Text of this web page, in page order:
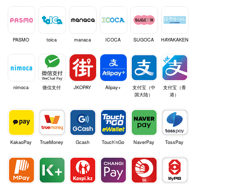
PASMO toica manaca ICOCA SUGOCA HAYAKAKEN
nimoca 微信支付 JKOPAY Alipay+
支付宝（中
国大陆）
支付宝（香
港）
KakaoPay TrueMoney Gcash Touch'nGo NaverPay TossPay